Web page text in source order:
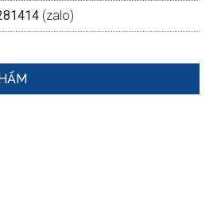
(zalo)